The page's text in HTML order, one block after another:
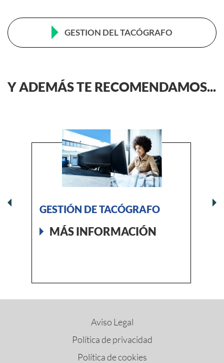
MINUTO
AVISOS
PERIÓDICA Y
CADUCIDAD DEL
GESTION DEL TACÓGRAFO
Y ADEMÁS TE RECOMENDAMOS...
GESTIÓN DE TACÓGRAFO
MÁS INFORMACIÓN
Aviso Legal
Política de privacidad
Política de cookies